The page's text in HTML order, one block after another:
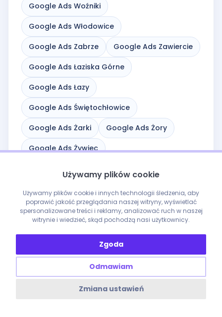
Używamy plików cookie
Używamy plików cookie i innych technologii śledzenia, aby
poprawić jakość przeglądania naszej witryny, wyświetlać
spersonalizowane treści i reklamy, analizować ruch w naszej
witrynie i wiedzieć, skąd pochodzą nasi użytkownicy.
Zgoda
Odmawiam
Zmiana ustawień
Google Ads Woźniki
Google Ads Włodowice
Google Ads Zabrze Google Ads Zawiercie
Google Ads Łaziska Górne
Google Ads Łazy
Google Ads Świętochłowice
Google Ads Żarki Google Ads Żory
Google Ads Żywiec
NEWSLETTER ENOBO
SEO i AI Search bez szumu
Nowe analizy, praktyczne wskazówki i najważniejsze
materiały enobo. Napiszemy tylko wtedy, gdy